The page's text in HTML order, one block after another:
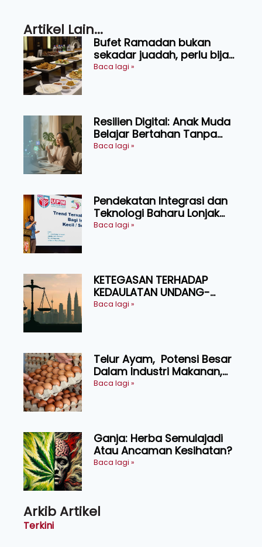
Artikel Lain...
Bufet Ramadan bukan
sekadar juadah, perlu bijak
memilih dan selamat
Baca lagi »
Resilien Digital: Anak Muda
Belajar Bertahan Tanpa
Perlu Menekan Diri
Baca lagi »
Pendekatan Integrasi dan
Teknologi Baharu Lonjak
Produktiviti Ternakan
Baca lagi »
KETEGASAN TERHADAP
KEDAULATAN UNDANG-
UNDANG ASAS KEPADA
Baca lagi »
Telur Ayam, Potensi Besar
Dalam Industri Makanan,
Kosmetik dan Penyelidikan
Baca lagi »
Ganja: Herba Semulajadi
Atau Ancaman Kesihatan?
Baca lagi »
Arkib Artikel
Terkini